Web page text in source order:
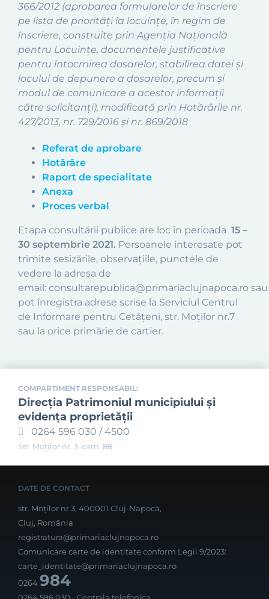
366/2012 (aprobarea formularelor de înscriere
pe lista de priorități la locuințe, în regim de
înscriere, construite prin Agenția Națională
pentru Locuințe, documentele justificative
pentru întocmirea dosarelor, stabilirea datei și
locului de depunere a dosarelor, precum și
modul de comunicare a acestor informații
către solicitanți), modificată prin Hotărârile nr.
427/2013, nr. 729/2016 și nr. 869/2018
Referat de aprobare
Hotărâre
Raport de specialitate
Anexa
Proces verbal
Etapa consultării publice are loc în perioada 15 –
30 septembrie 2021. Persoanele interesate pot
trimite sesizările, observațiile, punctele de
vedere la adresa de
email: consultarepublica@primariaclujnapoca.ro sau
pot înregistra adrese scrise la Serviciul Centrul
de Informare pentru Cetățeni, str. Moților nr.7
sau la orice primărie de cartier.
COMPARTIMENT RESPONSABIL:
Direcţia Patrimoniul municipiului şi
evidenţa proprietăţii
0264 596 030 / 4500
Str. Moţilor nr. 3, cam. 88
DATE DE CONTACT
str. Moților nr.3, 400001 Cluj-Napoca,
Cluj, România
registratura@primariaclujnapoca.ro
Comunicare carte de identitate conform Legii 9/2023:
carte_identitate@primariaclujnapoca.ro
0264984